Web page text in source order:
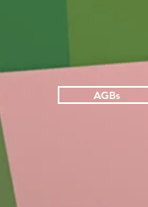
AGBs